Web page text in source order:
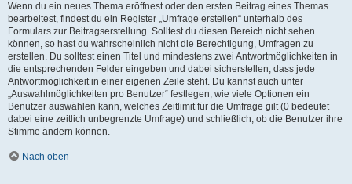
Wenn du ein neues Thema eröffnest oder den ersten Beitrag eines Themas
bearbeitest, findest du ein Register „Umfrage erstellen“ unterhalb des
Formulars zur Beitragserstellung. Solltest du diesen Bereich nicht sehen
können, so hast du wahrscheinlich nicht die Berechtigung, Umfragen zu
erstellen. Du solltest einen Titel und mindestens zwei Antwortmöglichkeiten in
die entsprechenden Felder eingeben und dabei sicherstellen, dass jede
Antwortmöglichkeit in einer eigenen Zeile steht. Du kannst auch unter
„Auswahlmöglichkeiten pro Benutzer“ festlegen, wie viele Optionen ein
Benutzer auswählen kann, welches Zeitlimit für die Umfrage gilt (0 bedeutet
dabei eine zeitlich unbegrenzte Umfrage) und schließlich, ob die Benutzer ihre
Stimme ändern können.
Nach oben